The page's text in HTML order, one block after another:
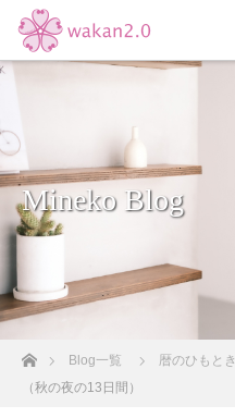
Mineko Blog
ホームBlog一覧 暦のひもとき
（秋の夜の13日間）